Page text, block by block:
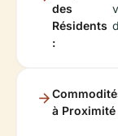
des
Résidents
:
à Proximité